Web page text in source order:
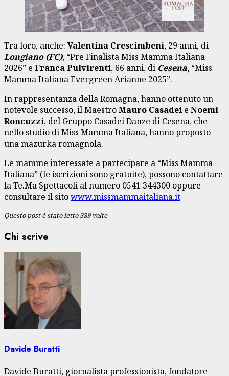
Tra loro, anche: Valentina Crescimbeni, 29 anni, di
Longiano (FC), “Pre Finalista Miss Mamma Italiana
2026” e Franca Pulvirenti, 66 anni, di Cesena, “Miss
Mamma Italiana Evergreen Arianne 2025”.
In rappresentanza della Romagna, hanno ottenuto un
notevole successo, il MaestroMauro Casadei e Noemi
Roncuzzi, del Gruppo Casadei Danze di Cesena, che
nello studio di Miss Mamma Italiana, hanno proposto
una mazurka romagnola.
Le mamme interessate a partecipare a “Miss Mamma
Italiana” (le iscrizioni sono gratuite), possono contattare
la Te.Ma Spettacoli al numero 0541 344300 oppure
consultare il sitowww.missmammaitaliana.it
Questo post è stato letto 389 volte
Chi scrive
Davide Buratti
Davide Buratti, giornalista professionista, fondatore